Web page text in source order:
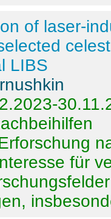
of laser-
LIBS
für